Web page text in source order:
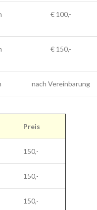
€ 100,-
€ 150,-
nach Vereinbarung
Preis
150,-
150,-
150,-